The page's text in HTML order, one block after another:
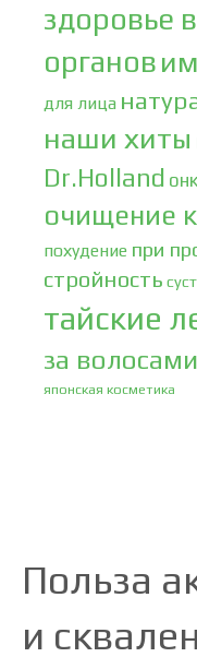
здоровье
органов
для лица
наши хиты
Dr.Holland
очищение
похудение при
стройность
тайские
за волосами
японская косметика
Польза
и